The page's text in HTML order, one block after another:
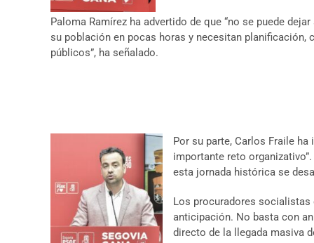
Paloma Ramírez ha advertido de que “no se puede
su población en pocas horas y necesitan
públicos”, ha señalado.
Por su parte, Carlos Fraile
importante reto
esta jornada histórica se
Los procuradores
anticipación. No basta con
directo de la llegada masiva